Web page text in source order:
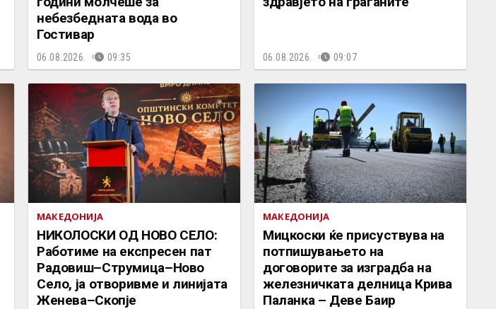
небезбедната вода во
Гостивар
06.08.2026. 09:35 06.08.2026. 09:07
МАКЕДОНИЈА
НИКОЛОСКИ ОД НОВО СЕЛО:
Работиме на експресен пат
Радовиш–Струмица–Ново
Село, ја отворивме и линијата
Женева–Скопје
МАКЕДОНИЈА
Мицкоски ќе присуствува на
потпишувањето на
договорите за изградба на
железничката делница Крива
Паланка – Деве Баир